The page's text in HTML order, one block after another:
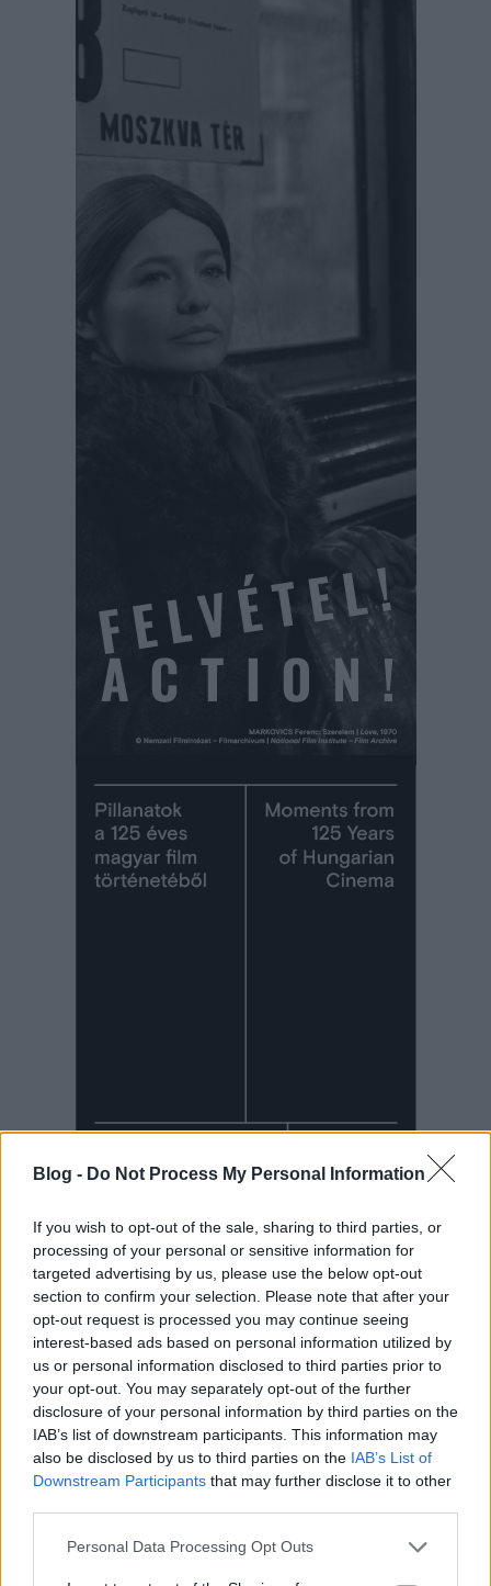
Blog - Do Not Process My Personal Information
If you wish to opt-out of the sale, sharing to third parties, or
processing of your personal or sensitive information for
targeted advertising by us, please use the below opt-out
section to confirm your selection. Please note that after your
opt-out request is processed you may continue seeing
interest-based ads based on personal information utilized by
us or personal information disclosed to third parties prior to
your opt-out. You may separately opt-out of the further
disclosure of your personal information by third parties on the
IAB’s list of downstream participants. This information may
also be disclosed by us to third parties on the IAB’s List of
Downstream Participants that may further disclose it to other
Please note that this website/app uses one or more Google
Personal Data Processing Opt Outs
Mai Manó Ház a
Facebookon
Mai Manó Ház a
YouTubeon